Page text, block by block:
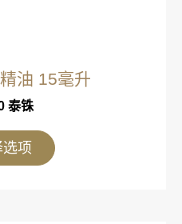
油 15毫升
泰铢
项